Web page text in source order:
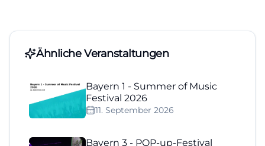
Ähnliche Veranstaltungen
Bayern 1 - Summer of Music
Festival 2026
11. September 2026
Bayern 3 - POP-up-Festival